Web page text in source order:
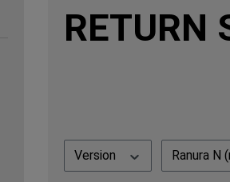
RETURN
Version Ranura N